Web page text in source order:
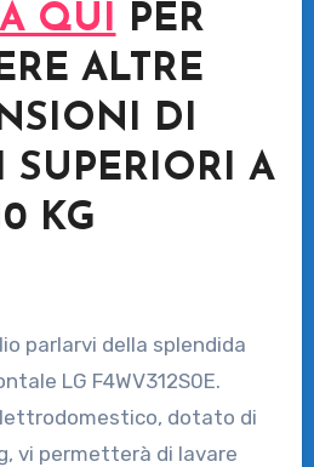
QUI PER
ALTRE
DI
SUPERIORI A
KG
parlarvi della splendida
LG F4WV312S0E.
dotato di
vi permetterà di lavare